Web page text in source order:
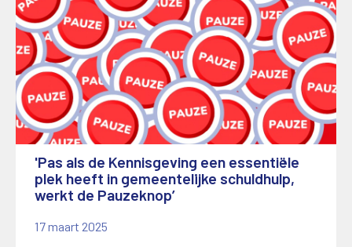
'Pas als de Kennisgeving een essentiële
plek heeft in gemeentelijke schuldhulp,
werkt de Pauzeknop’
17 maart 2025